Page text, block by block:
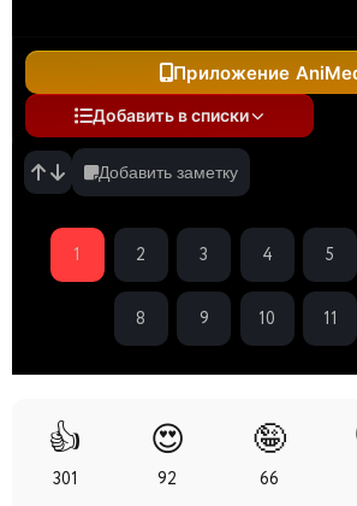
Приложение
Добавить в списки
Добавить заметку
1 2 3 4 5
8 9 10 11
👍
301
😍
92
🤪
66